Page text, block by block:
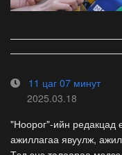
11 цаг 07 минут
2025.03.18
"Ноорог"-ийн редакцад
ажиллагаа явуулж,